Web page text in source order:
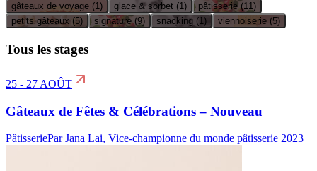
gâteaux de voyage (1) glace & sorbet (1) pâtisserie(11)
petits gâteaux (5) signature(9) snacking (1) viennoiserie (5)
Tous les stages
25 - 27 AOÛT
Gâteaux de Fêtes & Célébrations – Nouveau
PâtisseriePar Jana Lai, Vice-championne du monde pâtisserie 2023